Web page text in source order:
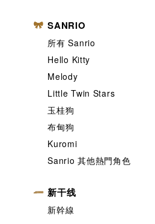
SANRIO
所有 Sanrio
Hello Kitty
Melody
Little Twin Stars
玉桂狗
布甸狗
Kuromi
Sanrio 其他熱門角色
新干线
新幹線